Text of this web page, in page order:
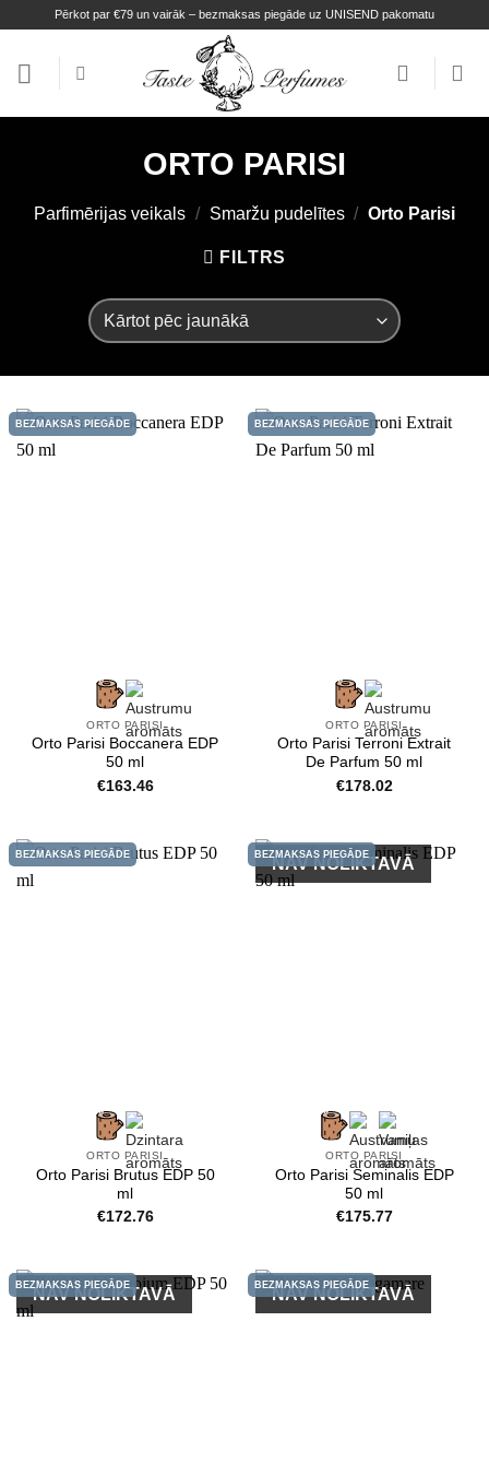
content
Pērkot par €79 un vairāk – bezmaksas piegāde uz UNISEND pakomatu
ORTO PARISI
Parfimērijas veikals / Smaržu pudelītes / Orto Parisi
FILTRS
BEZMAKSAS PIEGĀDE
ORTO PARISI
Orto Parisi Boccanera EDP
50 ml
€163.46
BEZMAKSAS PIEGĀDE
ORTO PARISI
Orto Parisi Terroni Extrait
De Parfum 50 ml
€178.02
BEZMAKSAS PIEGĀDE
ORTO PARISI
Orto Parisi Brutus EDP 50
ml
€172.76
BEZMAKSAS PIEGĀDE
NAV NOLIKTAVĀ
ORTO PARISI
Orto Parisi Seminalis EDP
50 ml
€175.77
BEZMAKSAS PIEGĀDE
NAV NOLIKTAVĀ BEZMAKSAS PIEGĀDE
NAV NOLIKTAVĀ